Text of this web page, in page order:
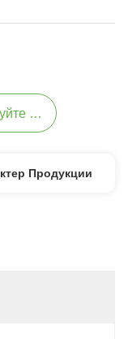
Теперь
Продукции